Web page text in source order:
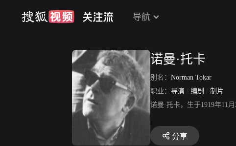
导航
诺曼·托卡
别名： Norman Tokar
职业： 导演 / 编剧 / 制片
诺曼·托卡，生于1919年11
分享